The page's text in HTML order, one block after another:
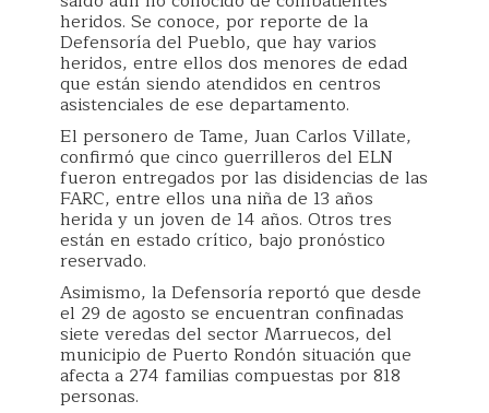
heridos. Se conoce, por reporte de la
Defensoría del Pueblo, que hay varios
heridos, entre ellos dos menores de edad
que están siendo atendidos en centros
asistenciales de ese departamento.
El personero de Tame, Juan Carlos Villate,
confirmó que cinco guerrilleros del ELN
fueron entregados por las disidencias de las
FARC, entre ellos una niña de 13 años
herida y un joven de 14 años. Otros tres
están en estado crítico, bajo pronóstico
reservado.
Asimismo, la Defensoría reportó que desde
el 29 de agosto se encuentran confinadas
siete veredas del sector Marruecos, del
municipio de Puerto Rondón situación que
afecta a 274 familias compuestas por 818
personas.